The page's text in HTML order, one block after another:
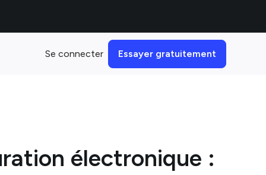
Se connecter Essayer gratuitement
électronique :